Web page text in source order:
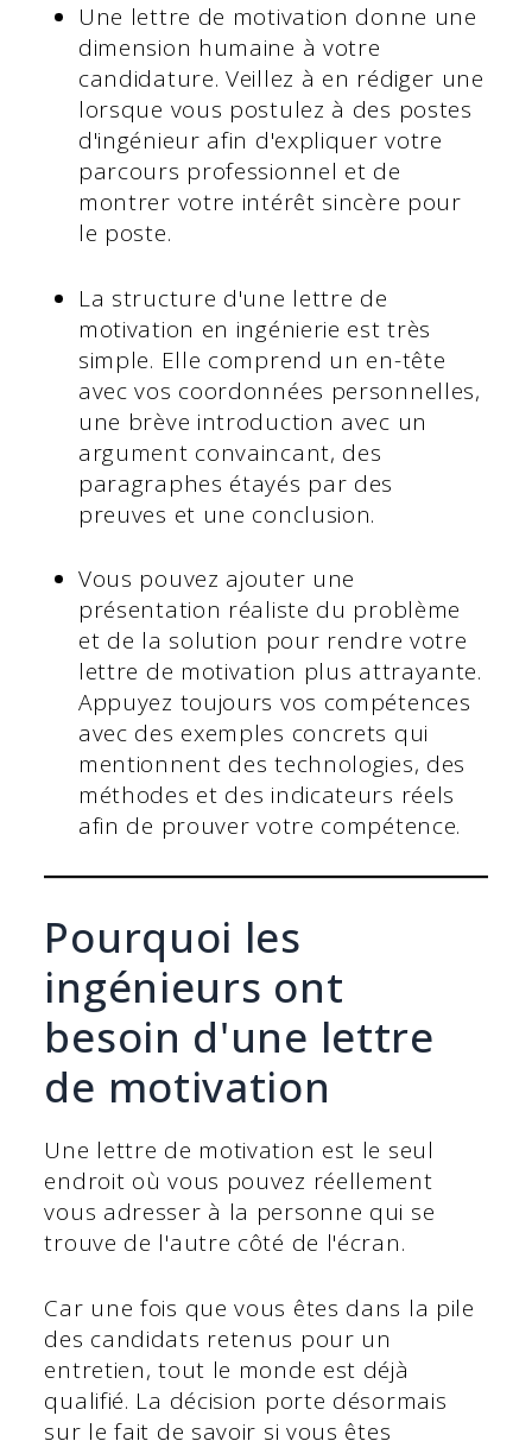
Une lettre de motivation donne une
dimension humaine à votre
candidature. Veillez à en rédiger une
lorsque vous postulez à des postes
d'ingénieur afin d'expliquer votre
parcours professionnel et de
montrer votre intérêt sincère pour
le poste.
La structure d'une lettre de
motivation en ingénierie est très
simple. Elle comprend un en-tête
avec vos coordonnées personnelles,
une brève introduction avec un
argument convaincant, des
paragraphes étayés par des
preuves et une conclusion.
Vous pouvez ajouter une
présentation réaliste du problème
et de la solution pour rendre votre
lettre de motivation plus attrayante.
Appuyez toujours vos compétences
avec des exemples concrets qui
mentionnent des technologies, des
méthodes et des indicateurs réels
afin de prouver votre compétence.
Pourquoi les
ingénieurs ont
besoin d'une lettre
de motivation
Une lettre de motivation est le seul
endroit où vous pouvez réellement
vous adresser à la personne qui se
trouve de l'autre côté de l'écran.
Car une fois que vous êtes dans la pile
des candidats retenus pour un
entretien, tout le monde est déjà
qualifié. La décision porte désormais
sur le fait de savoir si vous êtes